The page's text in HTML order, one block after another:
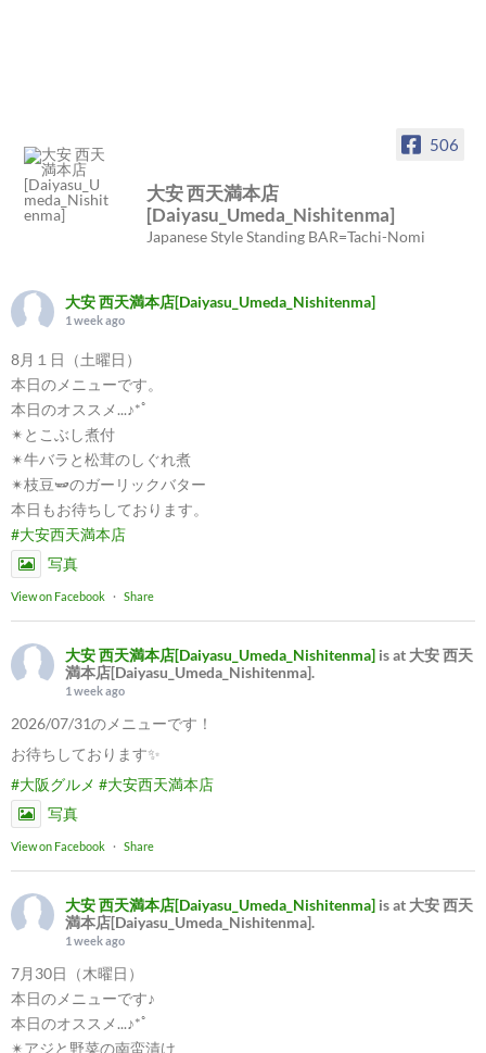
506
大安 西天満本店
[Daiyasu_Umeda_Nishitenma]
Japanese Style Standing BAR=Tachi-Nomi
大安 西天満本店[Daiyasu_Umeda_Nishitenma]
1 week ago
8月１日（土曜日）
本日のメニューです。
本日のオススメ...♪*ﾟ
✴︎とこぶし煮付
✴︎牛バラと松茸のしぐれ煮
✴︎枝豆🫛のガーリックバター
本日もお待ちしております。
#大安西天満本店
写真
View on Facebook · Share
大安 西天満本店[Daiyasu_Umeda_Nishitenma] is at 大安 西天
満本店[Daiyasu_Umeda_Nishitenma].
1 week ago
2026/07/31のメニューです！
お待ちしております✨
#大阪グルメ #大安西天満本店
写真
View on Facebook · Share
大安 西天満本店[Daiyasu_Umeda_Nishitenma] is at 大安 西天
満本店[Daiyasu_Umeda_Nishitenma].
1 week ago
7月30日（木曜日）
本日のメニューです♪
本日のオススメ...♪*ﾟ
✴︎アジと野菜の南蛮漬け